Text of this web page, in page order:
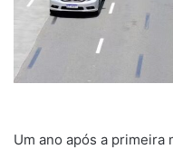
Um ano após a primeira